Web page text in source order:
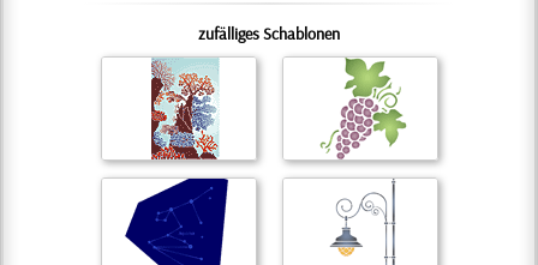
zufälliges Schablonen